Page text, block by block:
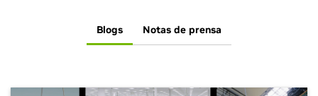
Blogs Notas de prensa